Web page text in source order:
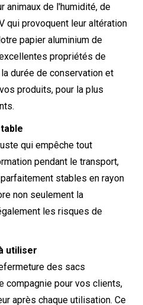
animaux de l'humidité, de
qui provoquent leur altération
papier aluminium de
propriétés de
durée de conservation et
produits, pour la plus
qui empêche tout
pendant le transport,
stables en rayon
non seulement la
les risques de
utiliser
des sacs
compagnie pour vos clients,
après chaque utilisation. Ce